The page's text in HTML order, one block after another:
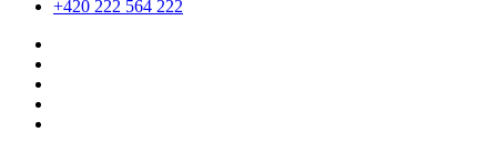
+420 222 564 222